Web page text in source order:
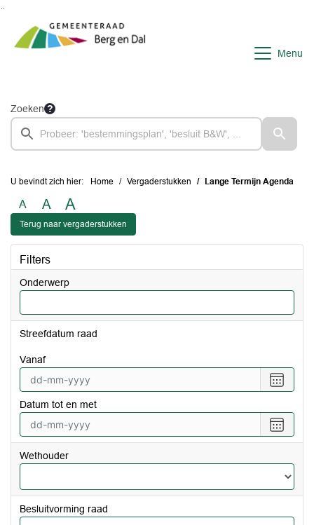
Menu
Zoeken
U bevindt zich hier: Home Vergaderstukken Lange Termijn Agenda
A A A
Terug naar vergaderstukken
Filters
Onderwerp
Streefdatum raad
vanaf
een
vanaf
Datum tot en met
een
tot
en
met
Wethouder
Besluitvorming raad